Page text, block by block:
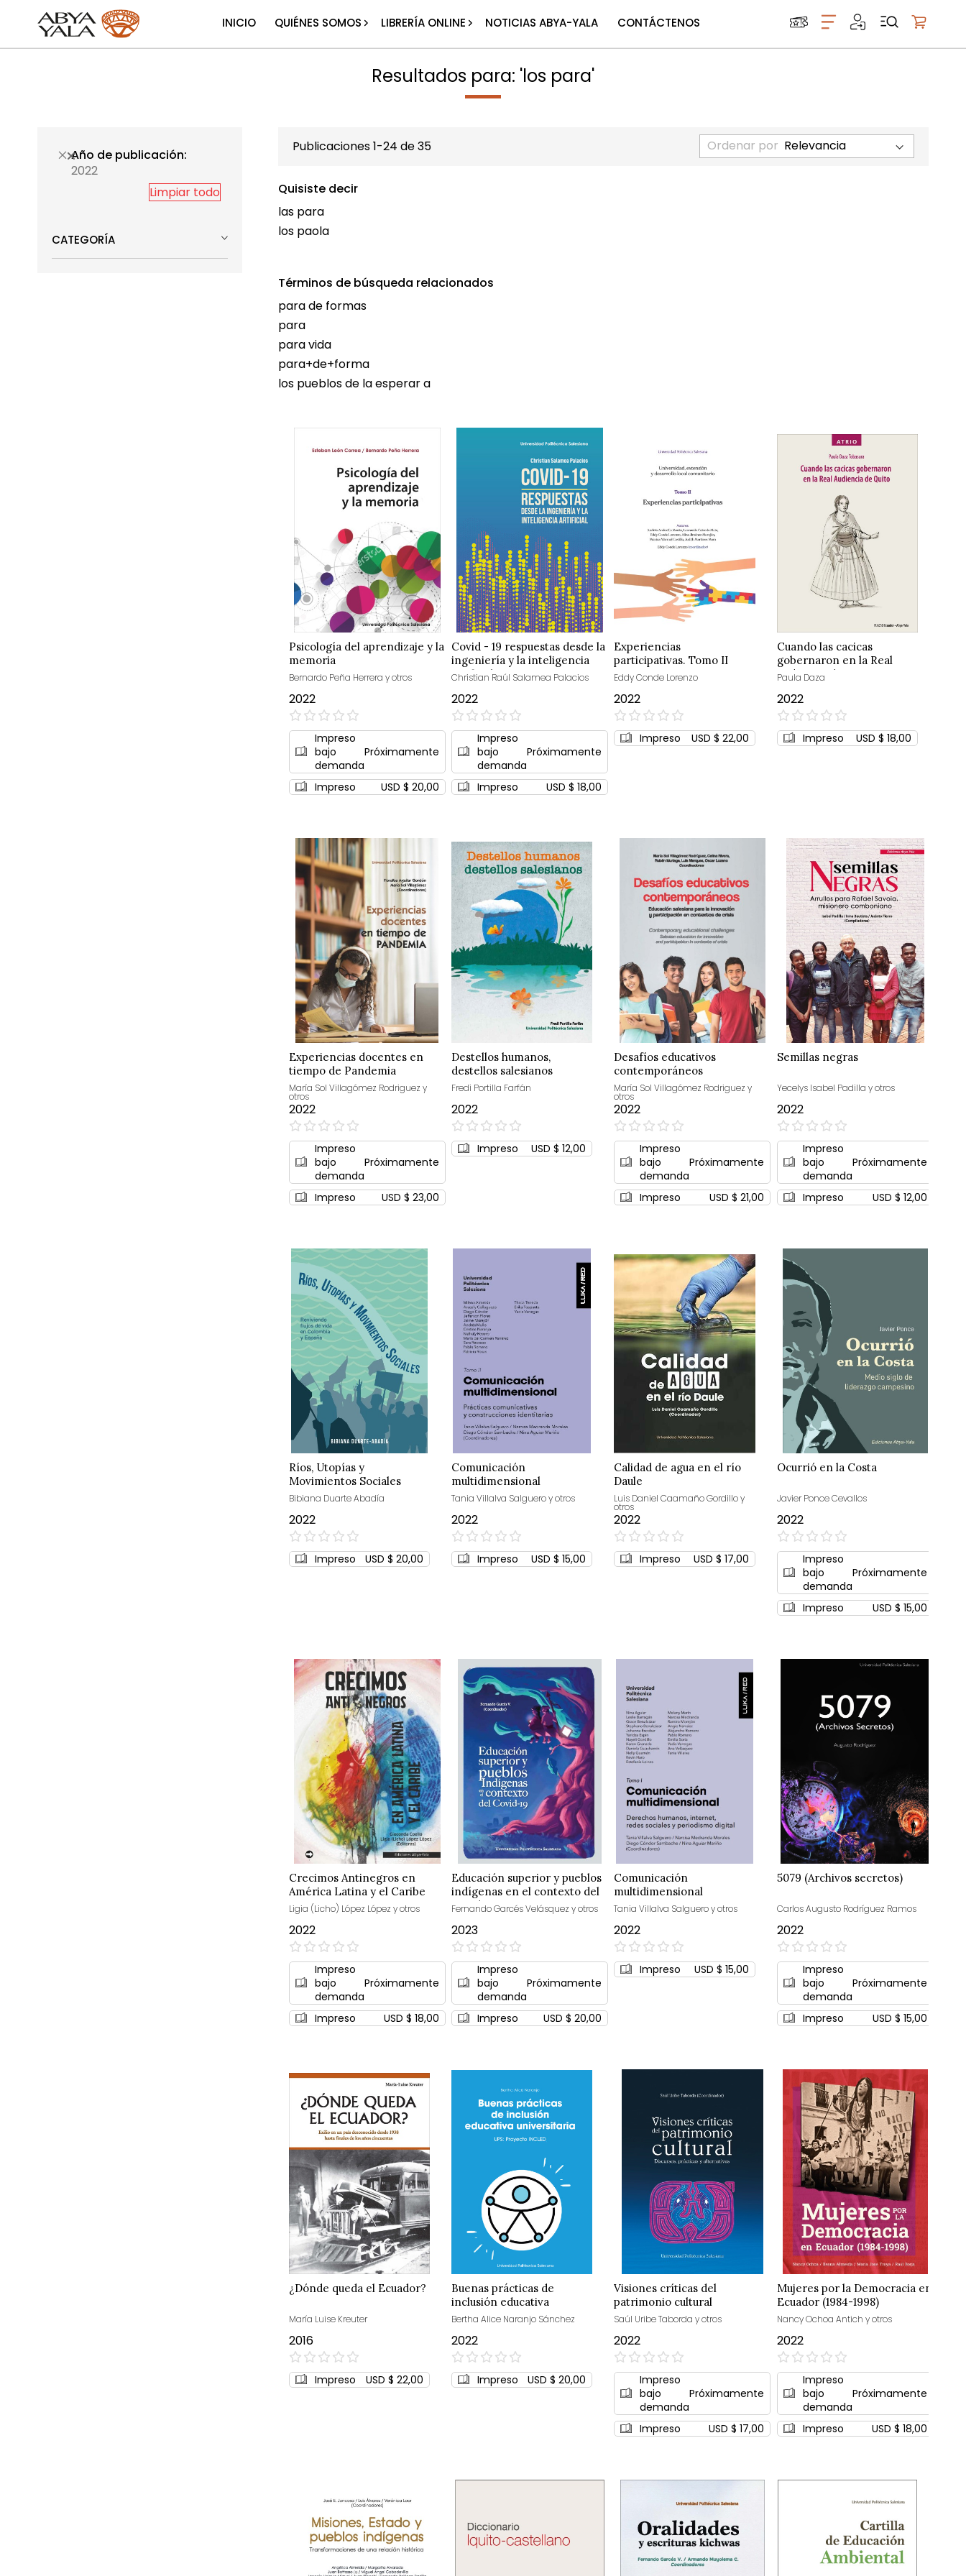
INICIO QUIÉNES SOMOS LIBRERÍA ONLINE NOTICIAS ABYA-YALA CONTÁCTENOS
Resultados para: 'los para'
Publicaciones1-24 de35 Ordenar por
Quisiste decir
las para
los paola
Términos de búsqueda relacionados
para de formas
para
para vida
para+de+forma
los pueblos de la esperar a
Psicología del aprendizaje y la
memoria
Bernardo Peña Herrera y otros
2022
0%
Impreso
bajo
demanda
Próximamente
Impreso USD $ 20,00
Covid - 19 respuestas desde la
ingeniería y la inteligencia
artificial
Christian Raúl Salamea Palacios
2022
0%
Impreso
bajo
demanda
Próximamente
Impreso USD $ 18,00
Experiencias
participativas. Tomo II
Eddy Conde Lorenzo
2022
0%
Impreso USD $ 22,00
Cuando las cacicas
gobernaron en la Real
Audiencia de Quito
Paula Daza
2022
0%
Impreso USD $ 18,00
Experiencias docentes en
tiempo de Pandemia
María Sol Villagómez Rodriguez y
otros
2022
0%
Impreso
bajo
demanda
Próximamente
Impreso USD $ 23,00
Destellos humanos,
destellos salesianos
Fredi Portilla Farfán
2022
0%
Impreso USD $ 12,00
Desafíos educativos
contemporáneos
María Sol Villagómez Rodriguez y
otros
2022
0%
Impreso
bajo
demanda
Próximamente
Impreso USD $ 21,00
Semillas negras
Yecelys Isabel Padilla y otros
2022
0%
Impreso
bajo
demanda
Próximamente
Impreso USD $ 12,00
Ríos, Utopías y
Movimientos Sociales
Bibiana Duarte Abadía
2022
0%
Impreso USD $ 20,00
Comunicación
multidimensional
Tania Villalva Salguero y otros
2022
0%
Impreso USD $ 15,00
Calidad de agua en el río
Daule
Luis Daniel Caamaño Gordillo y
otros
2022
0%
Impreso USD $ 17,00
Ocurrió en la Costa
Javier Ponce Cevallos
2022
0%
Impreso
bajo
demanda
Próximamente
Impreso USD $ 15,00
Crecimos Antinegros en
América Latina y el Caribe
Ligia (Licho) López López y otros
2022
0%
Impreso
bajo
demanda
Próximamente
Impreso USD $ 18,00
Educación superior y pueblos
indígenas en el contexto del
Covid-19
Fernando Garcés Velásquez y otros
2023
0%
Impreso
bajo
demanda
Próximamente
Impreso USD $ 20,00
Comunicación
multidimensional
Tania Villalva Salguero y otros
2022
0%
Impreso USD $ 15,00
5079 (Archivos secretos)
Carlos Augusto Rodríguez Ramos
2022
0%
Impreso
bajo
demanda
Próximamente
Impreso USD $ 15,00
¿Dónde queda el Ecuador?
María Luise Kreuter
2016
0%
Impreso USD $ 22,00
Buenas prácticas de
inclusión educativa
universitaria
Bertha Alice Naranjo Sánchez
2022
0%
Impreso USD $ 20,00
Visiones críticas del
patrimonio cultural
Saúl Uribe Taborda y otros
2022
0%
Impreso
bajo
demanda
Próximamente
Impreso USD $ 17,00
Mujeres por la Democracia en
Ecuador (1984-1998)
Nancy Ochoa Antich y otros
2022
0%
Impreso
bajo
demanda
Próximamente
Impreso USD $ 18,00
Año de publicación
2022
Limpiar todo
CATEGORÍA